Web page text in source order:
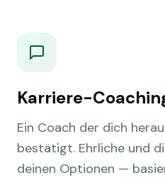
Karriere-
Ein Coach der dich
bestätigt. Ehrliche und
deinen Optionen —